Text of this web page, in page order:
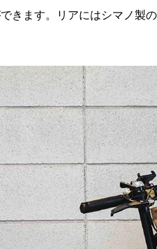
きます。リアにはシマノ製